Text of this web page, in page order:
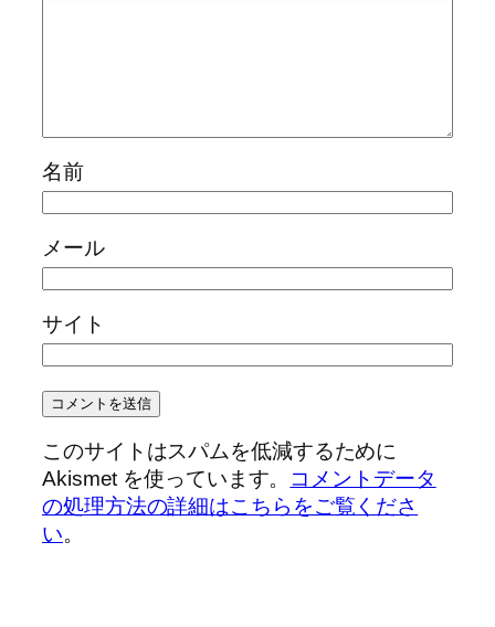
名前
メール
サイト
このサイトはスパムを低減するために
Akismet を使っています。
コメントデータ
の処理方法の詳細はこちらをご覧くださ
い。